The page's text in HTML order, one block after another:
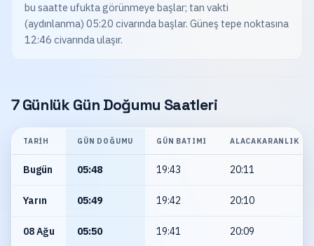
bu saatte ufukta görünmeye başlar; tan vakti
(aydınlanma) 05:20 civarında başlar. Güneş tepe noktasına
12:46 civarında ulaşır.
7 Günlük Gün Doğumu Saatleri
TARIH GÜN DOĞUMU GÜN BATIMI ALACAKARANLIK
Bugün 05:48 19:43 20:11
Yarın 05:49 19:42 20:10
08 Ağu 05:50 19:41 20:09